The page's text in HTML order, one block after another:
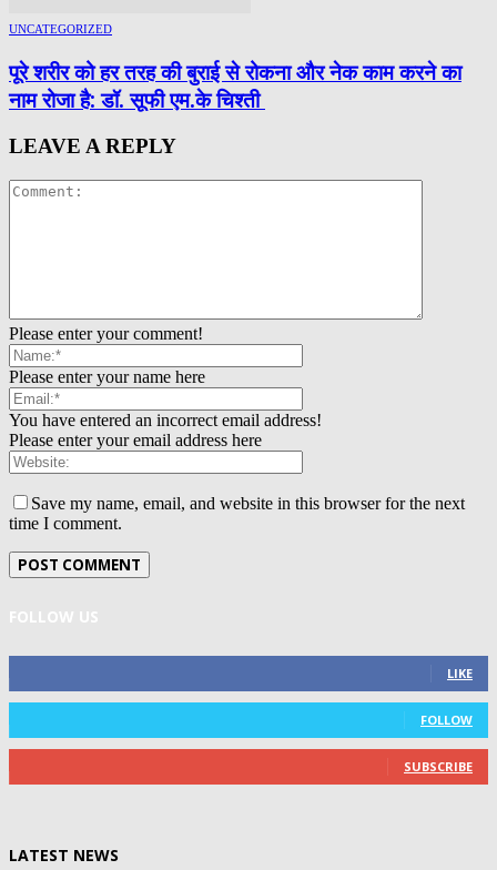
UNCATEGORIZED
पूरे शरीर को हर तरह की बुराई से रोकना और नेक काम करने का
नाम रोजा है: डॉ. सूफी एम.के चिश्ती
LEAVE A REPLY
Please enter your comment!
Please enter your name here
You have entered an incorrect email address!
Please enter your email address here
Save my name, email, and website in this browser for the next
time I comment.
FOLLOW US
LIKE
FOLLOW
SUBSCRIBE
LATEST NEWS